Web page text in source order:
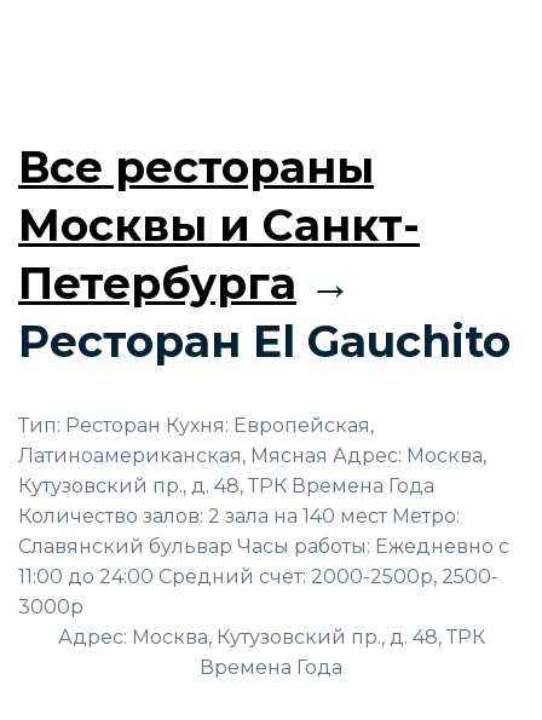
Все рестораны
Москвы и Санкт-
Петербурга →
Ресторан El Gauchito
Тип: Ресторан Кухня: Европейская,
Латиноамериканская, Мясная Адрес: Москва,
Кутузовский пр., д. 48, ТРК Времена Года
Количество залов: 2 зала на 140 мест Метро:
Славянский бульвар Часы работы: Ежедневно с
11:00 до 24:00 Средний счет: 2000-2500р, 2500-
3000р
Адрес: Москва, Кутузовский пр., д. 48, ТРК
Времена Года